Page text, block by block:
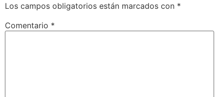
Los campos obligatorios están marcados con *
Comentario *